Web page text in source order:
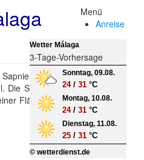
an der
Die Stadt hat über
Fläche von 398
Menü
Anreise
Wetter Málaga
3-Tage-Vorhersage
Sonntag, 09.08.
24/ 31°C
Montag, 10.08.
24/ 31°C
Dienstag, 11.08.
25/ 31°C
© wetterdienst.de